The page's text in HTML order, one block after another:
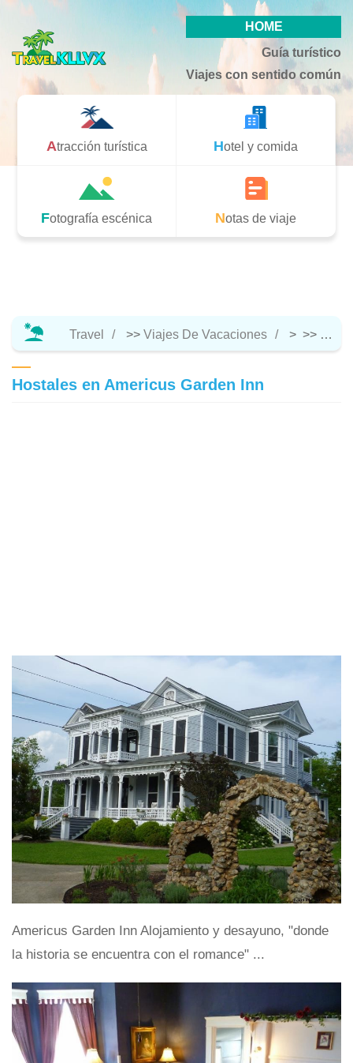
HOME
Guía turístico
Viajes con sentido común
Atracción turística Hotel y comida
Fotografía escénica Notas de viaje
Travel >> Viajes De Vacaciones > >>
Hostales en Americus Garden Inn
Americus Garden Inn Alojamiento y desayuno, "donde
la historia se encuentra con el romance" ...